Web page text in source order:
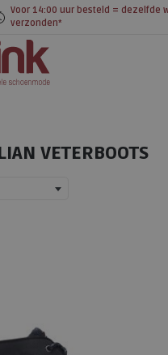
Voor 14:00 uur besteld = dezelfde
verzonden*
VETERBOOTS